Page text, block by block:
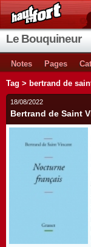
Le Bouquineur
Notes Pages
Tag > bertrand de
18/08/2022
Bertrand de Saint